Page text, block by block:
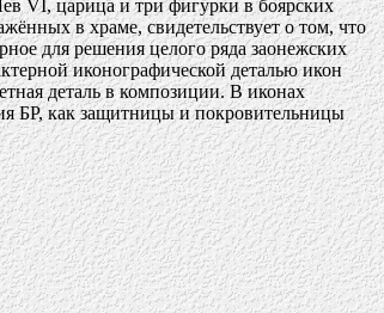
VI, царица и три фигурки в боярских
в храме, свидетельствует о том, что
для решения целого ряда заонежских
иконографической деталью икон
деталь в композиции. В иконах
БР, как защитницы и покровительницы